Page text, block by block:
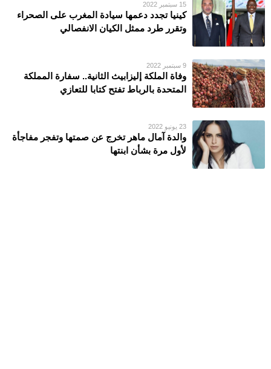
15 سبتمبر 2022
كينيا تجدد دعمها سيادة المغرب على الصحراء
وتقرر طرد ممثل الكيان الانفصالي
9 سبتمبر 2022
وفاة الملكة إليزابيث الثانية.. سفارة المملكة
المتحدة بالرباط تفتح كتابا للتعازي
23 يونيو 2022
والدة آمال ماهر تخرج عن صمتها وتفجر مفاجأة
لأول مرة بشأن ابنتها